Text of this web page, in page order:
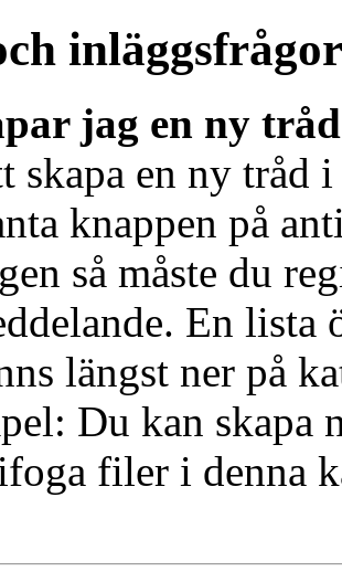
inläggsfrågor
jag en ny
skapa en ny tråd
knappen på
så måste du
En
längst ner på
Du kan skapa
filer i denna